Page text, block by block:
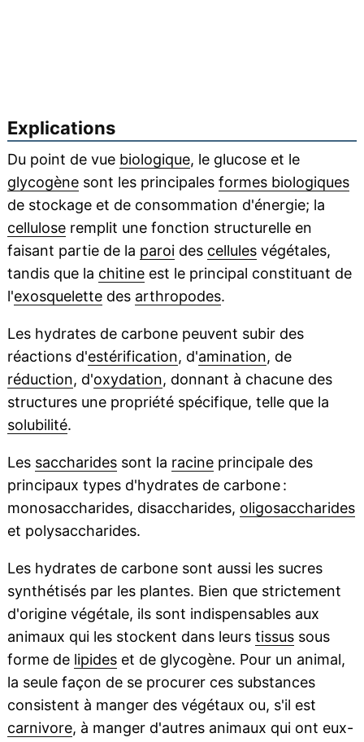
Explications
Du point de vue biologique, le glucose et le
glycogènesont les principales formes biologiques
de stockage et de consommation d'énergie; la
celluloseremplit une fonction structurelle en
faisant partie de la paroides cellulesvégétales,
tandis que la chitineest le principal constituant de
l'exosquelettedes arthropodes.
Les hydrates de carbone peuvent subir des
réactions d'estérification, d'amination, de
réduction, d'oxydation, donnant à chacune des
structures une propriété spécifique, telle que la
solubilité.
Les saccharidessont la racineprincipale des
principaux types d'hydrates de carbone :
monosaccharides, disaccharides, oligosaccharides
et polysaccharides.
Les hydrates de carbone sont aussi les sucres
synthétisés par les plantes. Bien que strictement
d'origine végétale, ils sont indispensables aux
animaux qui les stockent dans leurs tissussous
forme de lipideset de glycogène. Pour un animal,
la seule façon de se procurer ces substances
consistent à manger des végétaux ou, s'il est
carnivore, à manger d'autres animaux qui ont eux-